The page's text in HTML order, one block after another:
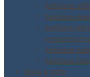
Settore
Settore
Settore
Settore
Settore
Blog e Info